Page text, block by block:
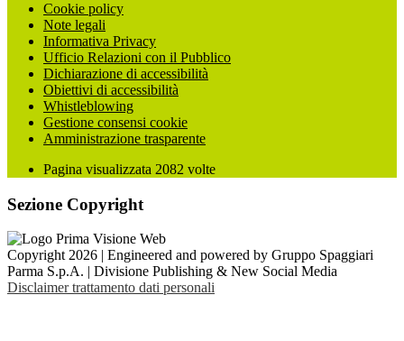
Cookie policy
Note legali
Informativa Privacy
Ufficio Relazioni con il Pubblico
Dichiarazione di accessibilità
Obiettivi di accessibilità
Whistleblowing
Gestione consensi cookie
Amministrazione trasparente
Pagina visualizzata 2082 volte
Sezione Copyright
Copyright 2026 | Engineered and powered by Gruppo Spaggiari
Parma S.p.A. | Divisione Publishing & New Social Media
Disclaimer trattamento dati personali